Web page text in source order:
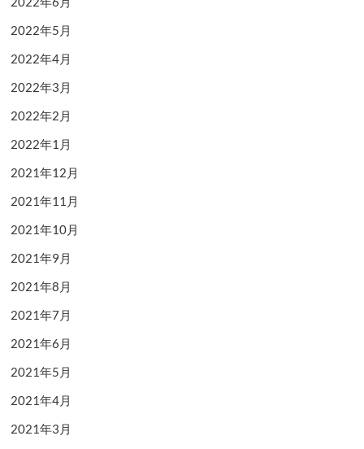
2022年5月
2022年4月
2022年3月
2022年2月
2022年1月
2021年12月
2021年11月
2021年10月
2021年9月
2021年8月
2021年7月
2021年6月
2021年5月
2021年4月
2021年3月